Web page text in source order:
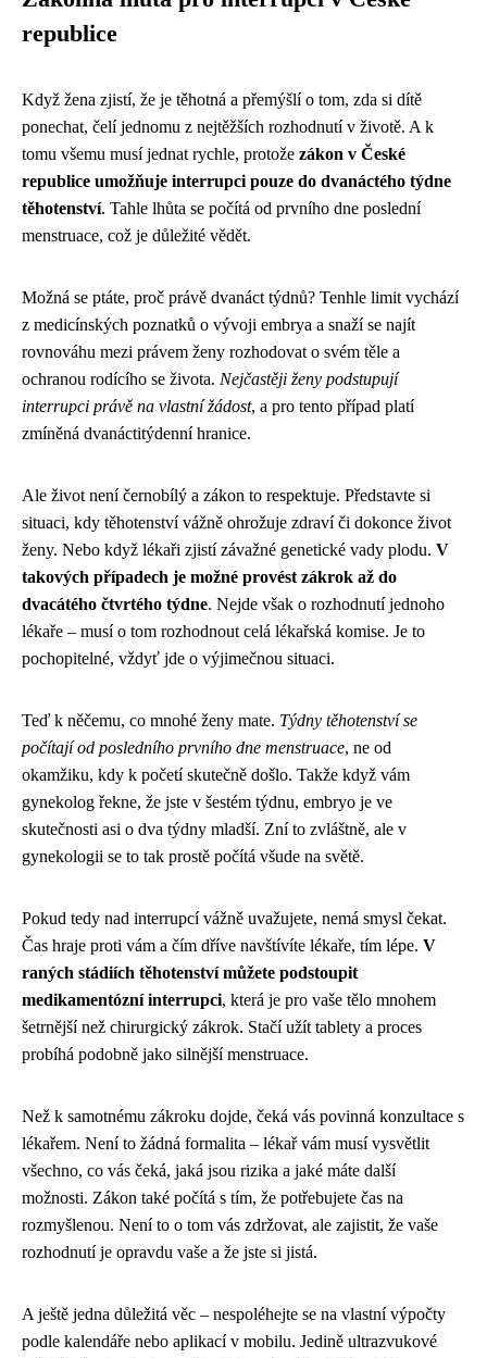
republice
Když žena zjistí, že je těhotná a přemýšlí o tom, zda si dítě
ponechat, čelí jednomu z nejtěžších rozhodnutí v životě. A k
tomu všemu musí jednat rychle, protože zákon v České
republice umožňuje interrupci pouze do dvanáctého týdne
těhotenství. Tahle lhůta se počítá od prvního dne poslední
menstruace, což je důležité vědět.
Možná se ptáte, proč právě dvanáct týdnů? Tenhle limit vychází
z medicínských poznatků o vývoji embrya a snaží se najít
rovnováhu mezi právem ženy rozhodovat o svém těle a
ochranou rodícího se života. Nejčastěji ženy podstupují
interrupci právě na vlastní žádost, a pro tento případ platí
zmíněná dvanáctitýdenní hranice.
Ale život není černobílý a zákon to respektuje. Představte si
situaci, kdy těhotenství vážně ohrožuje zdraví či dokonce život
ženy. Nebo když lékaři zjistí závažné genetické vady plodu. V
takových případech je možné provést zákrok až do
dvacátého čtvrtého týdne. Nejde však o rozhodnutí jednoho
lékaře – musí o tom rozhodnout celá lékařská komise. Je to
pochopitelné, vždyť jde o výjimečnou situaci.
Teď k něčemu, co mnohé ženy mate. Týdny těhotenství se
počítají od posledního prvního dne menstruace, ne od
okamžiku, kdy k početí skutečně došlo. Takže když vám
gynekolog řekne, že jste v šestém týdnu, embryo je ve
skutečnosti asi o dva týdny mladší. Zní to zvláštně, ale v
gynekologii se to tak prostě počítá všude na světě.
Pokud tedy nad interrupcí vážně uvažujete, nemá smysl čekat.
Čas hraje proti vám a čím dříve navštívíte lékaře, tím lépe. V
raných stádiích těhotenství můžete podstoupit
medikamentózní interrupci, která je pro vaše tělo mnohem
šetrnější než chirurgický zákrok. Stačí užít tablety a proces
probíhá podobně jako silnější menstruace.
Než k samotnému zákroku dojde, čeká vás povinná konzultace s
lékařem. Není to žádná formalita – lékař vám musí vysvětlit
všechno, co vás čeká, jaká jsou rizika a jaké máte další
možnosti. Zákon také počítá s tím, že potřebujete čas na
rozmyšlenou. Není to o tom vás zdržovat, ale zajistit, že vaše
rozhodnutí je opravdu vaše a že jste si jistá.
A ještě jedna důležitá věc – nespoléhejte se na vlastní výpočty
podle kalendáře nebo aplikací v mobilu. Jedině ultrazvukové